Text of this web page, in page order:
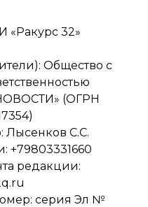
«Ракурс 32»
Общество с
(ОГРН
Лысенков С.С.
+79803331660
редакции:
серия Эл №